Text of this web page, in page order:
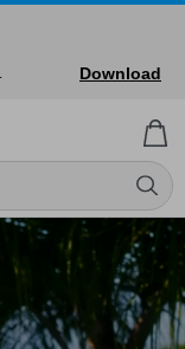
Download